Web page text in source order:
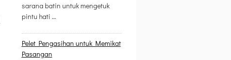
sarana batin untuk mengetuk
pintu hati …
Pelet Pengasihan untuk Memikat
Pasangan